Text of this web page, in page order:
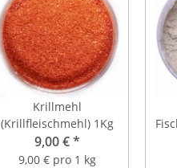
Krillmehl
(Krillfleischmehl) 1Kg
9,00 €*
9,00 € pro 1 kg